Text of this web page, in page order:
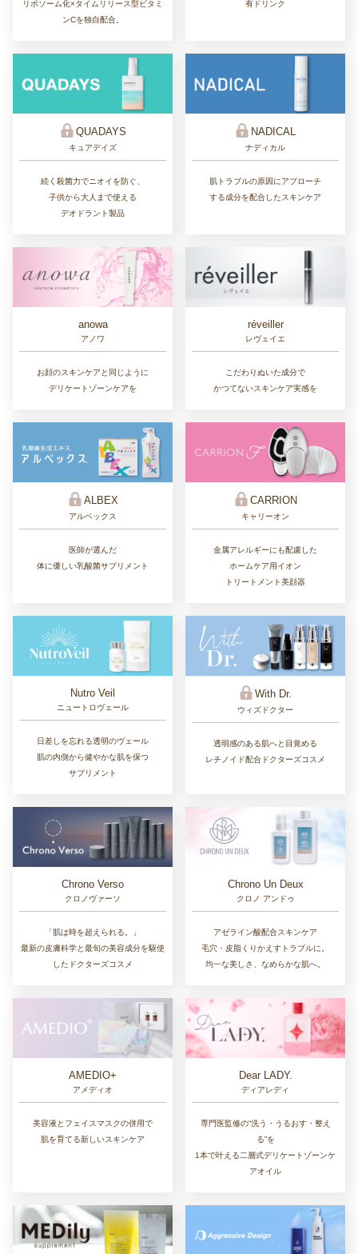
リポソーム化×タイムリリース型ビタミ
ンCを独自配合。
有ドリンク
QUADAYS
キュアデイズ
続く殺菌力でニオイを防ぐ、
子供から大人まで使える
デオドラント製品
NADICAL
ナディカル
肌トラブルの原因にアプローチ
する成分を配合したスキンケア
anowa
アノワ
お顔のスキンケアと同じように
デリケートゾーンケアを
réveiller
レヴェイエ
こだわりぬいた成分で
かつてないスキンケア実感を
ALBEX
アルベックス
医師が選んだ
体に優しい乳酸菌サプリメント
CARRION
キャリーオン
金属アレルギーにも配慮した
ホームケア用イオン
トリートメント美顔器
Nutro Veil
ニュートロヴェール
日差しを忘れる透明のヴェール
肌の内側から健やかな肌を保つ
サプリメント
With Dr.
ウィズドクター
透明感のある肌へと目覚める
レチノイド配合ドクターズコスメ
Chrono Verso
クロノヴァーソ
「肌は時を超えられる。」
最新の皮膚科学と最旬の美容成分を駆使
したドクターズコスメ
Chrono Un Deux
クロノ アンドゥ
アゼライン酸配合スキンケア
毛穴・皮脂くりかえすトラブルに。
均一な美しさ、なめらかな肌へ。
AMEDIO+
アメディオ
美容液とフェイスマスクの併用で
肌を育てる新しいスキンケア
Dear LADY.
ディアレディ
専門医監修の“洗う・うるおす・整え
る”を
1本で叶える二層式デリケートゾーンケ
アオイル